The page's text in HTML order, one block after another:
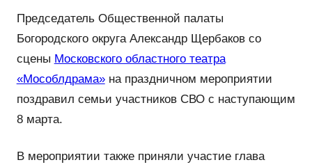
Председатель Общественной палаты
Богородского округа Александр Щербаков со
сцены Московского областного театра
«Мособлдрама»на праздничном мероприятии
поздравил семьи участников СВО с наступающим
8 марта.
В мероприятии также приняли участие глава